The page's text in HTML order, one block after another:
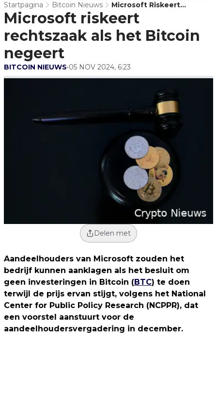
Startpagina Bitcoin Nieuws
Microsoft Riskeert
Rechtszaak Als Het Bitcoin
Negeert
Microsoft riskeert
rechtszaak als het Bitcoin
negeert
BITCOIN NIEUWS•05 NOV 2024, 6:23
Delen met
Aandeelhouders van Microsoft zouden het
bedrijf kunnen aanklagen als het besluit om
geen investeringen in Bitcoin (BTC) te doen
terwijl de prijs ervan stijgt, volgens het National
Center for Public Policy Research (NCPPR), dat
een voorstel aanstuurt voor de
aandeelhoudersvergadering in december.